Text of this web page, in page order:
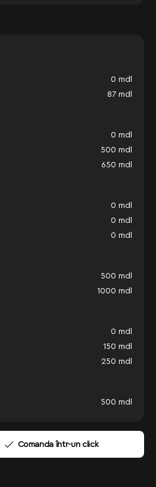
0 mdl
87 mdl
0 mdl
500 mdl
650 mdl
0 mdl
0 mdl
0 mdl
500 mdl
1000 mdl
0 mdl
150 mdl
250 mdl
500 mdl
Comanda într-un click